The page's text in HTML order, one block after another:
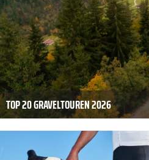
TOP 20 GRAVELTOUREN 2026